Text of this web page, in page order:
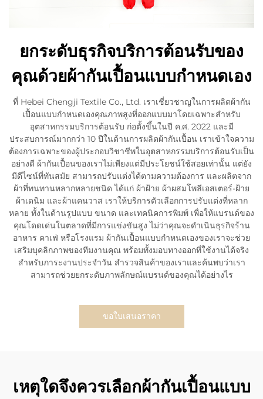
ยกระดับธุรกิจบริการต้อนรับของ
คุณด้วยผ้ากันเปื้อนแบบกำหนดเอง
ที่ Hebei Chengji Textile Co., Ltd. เราเชี่ยวชาญในการผลิตผ้ากัน
เปื้อนแบบกำหนดเองคุณภาพสูงที่ออกแบบมาโดยเฉพาะสำหรับ
อุตสาหกรรมบริการต้อนรับ ก่อตั้งขึ้นในปี ค.ศ. 2022 และมี
ประสบการณ์มากกว่า 10 ปีในด้านการผลิตผ้ากันเปื้อน เราเข้าใจความ
ต้องการเฉพาะของผู้ประกอบวิชาชีพในอุตสาหกรรมบริการต้อนรับเป็น
อย่างดี ผ้ากันเปื้อนของเราไม่เพียงแต่มีประโยชน์ใช้สอยเท่านั้น แต่ยัง
มีดีไซน์ที่ทันสมัย สามารถปรับแต่งได้ตามความต้องการ และผลิตจาก
ผ้าที่ทนทานหลากหลายชนิด ได้แก่ ผ้าฝ้าย ผ้าผสมโพลีเอสเตอร์-ฝ้าย
ผ้าเดนิม และผ้าแคนวาส เราให้บริการตัวเลือกการปรับแต่งที่หลาก
หลาย ทั้งในด้านรูปแบบ ขนาด และเทคนิคการพิมพ์ เพื่อให้แบรนด์ของ
คุณโดดเด่นในตลาดที่มีการแข่งขันสูง ไม่ว่าคุณจะดำเนินธุรกิจร้าน
อาหาร คาเฟ่ หรือโรงแรม ผ้ากันเปื้อนแบบกำหนดเองของเราจะช่วย
เสริมบุคลิกภาพของทีมงานคุณ พร้อมทั้งมอบทางออกที่ใช้งานได้จริง
สำหรับภาระงานประจำวัน สำรวจสินค้าของเราและค้นพบว่าเรา
สามารถช่วยยกระดับภาพลักษณ์แบรนด์ของคุณได้อย่างไร
ขอใบเสนอราคา
เหตุใดจึงควรเลือกผ้ากันเปื้อนแบบ